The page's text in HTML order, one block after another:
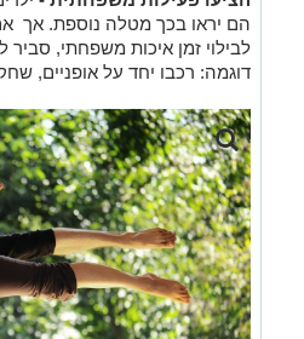
הם יראו בכך מטלה נוספת. אך
לבילוי זמן איכות משפחתי,
דוגמה: רכבו יחד על אופניים,